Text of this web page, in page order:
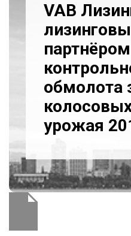
VAB
партнёром
обмолота
урожая